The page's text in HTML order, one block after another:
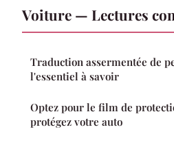
Voiture — Lectures
Traduction assermentée de
l'essentiel à savoir
Optez pour le film de
protégez votre auto